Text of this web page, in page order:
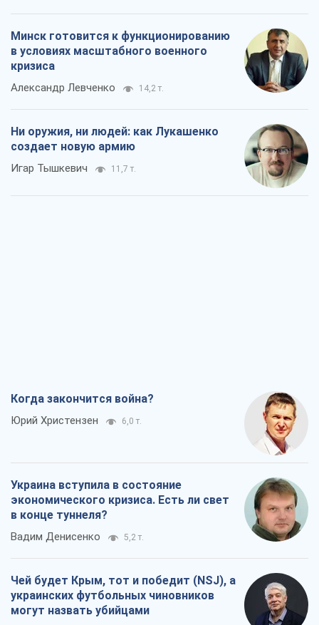
Минск готовится к функционированию
в условиях масштабного военного
кризиса
Александр Левченко 14,2 т.
Ни оружия, ни людей: как Лукашенко
создает новую армию
Игар Тышкевич 11,7 т.
Когда закончится война?
Юрий Христензен 6,0 т.
Украина вступила в состояние
экономического кризиса. Есть ли свет
в конце туннеля?
Вадим Денисенко 5,2 т.
Чей будет Крым, тот и победит (NSJ), а
украинских футбольных чиновников
могут назвать убийцами